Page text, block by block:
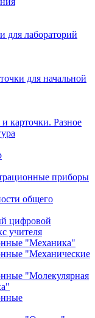
для лабораторий
для начальной
карточки. Разное
приборы
общего
цифровой
учителя
"Механика"
"Механические
"Молекулярная